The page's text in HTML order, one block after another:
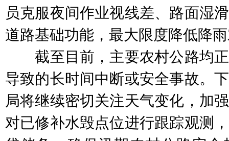
员克服夜间作业视线差、路面湿
道路基础功能，最大限度降低降
截至目前，主要农村公路均正
导致的长时间中断或安全事故。
局将继续密切关注天气变化，加
对已修补水毁点位进行跟踪观测